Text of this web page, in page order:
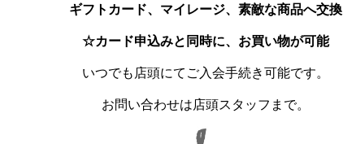
ギフトカード、マイレージ、素敵な商品へ交換
☆カード申込みと同時に、お買い物が可能
いつでも店頭にてご入会手続き可能です。
お問い合わせは店頭スタッフまで。